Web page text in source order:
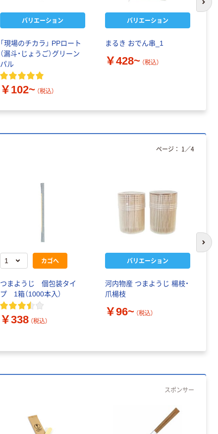
バリエーション
「現場のチカラ」 PPロート
（漏斗・じょうご）グリーン
パル
￥102~ （税込）
バリエーション
まるき おでん串_1
￥428~ （税込）
次
カゴへ
つまようじ 個包装タイ
プ 1箱（1000本入）
￥338 （税込）
バリエーション
河内物産 つまようじ 楊枝・
爪楊枝
￥96~ （税込）
ページ： 1 ／4
次
スポンサー